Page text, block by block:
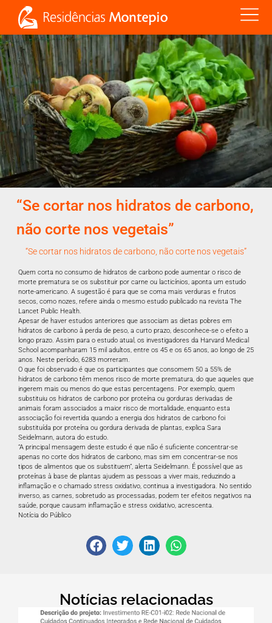
“Se cortar nos hidratos de carbono,
não corte nos vegetais”
“Se cortar nos hidratos de carbono, não corte nos vegetais”
Quem corta no consumo de hidratos de carbono pode aumentar o risco de
morte prematura se os substituir por carne ou lacticínios, aponta um estudo
norte-americano. A sugestão é para que se coma mais verduras e frutos
secos, como nozes, refere ainda o mesmo estudo publicado na revista The
Lancet Public Health.
Apesar de haver estudos anteriores que associam as dietas pobres em
hidratos de carbono à perda de peso, a curto prazo, desconhece-se o efeito a
longo prazo. Assim para o estudo atual, os investigadores da Harvard Medical
School acompanharam 15 mil adultos, entre os 45 e os 65 anos, ao longo de 25
anos. Neste período, 6283 morreram.
O que foi observado é que os participantes que consomem 50 a 55% de
hidratos de carbono têm menos risco de morte prematura, do que aqueles que
ingerem mais ou menos do que estas percentagens. Por exemplo, quem
substituiu os hidratos de carbono por proteína ou gorduras derivadas de
animais foram associados a maior risco de mortalidade, enquanto esta
associação foi revertida quando a energia dos hidratos de carbono foi
substituída por proteína ou gordura derivada de plantas, explica Sara
Seidelmann, autora do estudo.
“A principal mensagem deste estudo é que não é suficiente concentrar-se
apenas no corte dos hidratos de carbono, mas sim em concentrar-se nos
tipos de alimentos que os substituem”, alerta Seidelmann. É possível que as
proteínas à base de plantas ajudem as pessoas a viver mais, reduzindo a
inflamação e o chamado stress oxidativo, continua a investigadora. No sentido
inverso, as carnes, sobretudo as processadas, podem ter efeitos negativos na
saúde, porque causam inflamação e stress oxidativo, acrescenta.
Notícia do Público
Notícias relacionadas